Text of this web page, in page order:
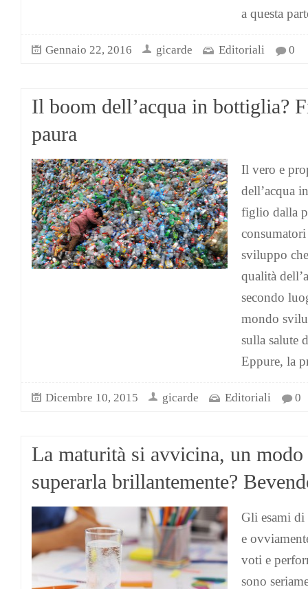
a questa
Gennaio 22, 2016 gicarde Editoriali 0
Il boom dell’acqua in bottiglia?
paura
Il vero e
dell’acqua
figlio dalla
sviluppo
qualità
secondo
mondo
sulla salute
Eppure, la
Dicembre 10, 2015 gicarde Editoriali 0
La maturità si avvicina, un modo
superarla brillantemente?
Gli esami di
e
voti e
sono